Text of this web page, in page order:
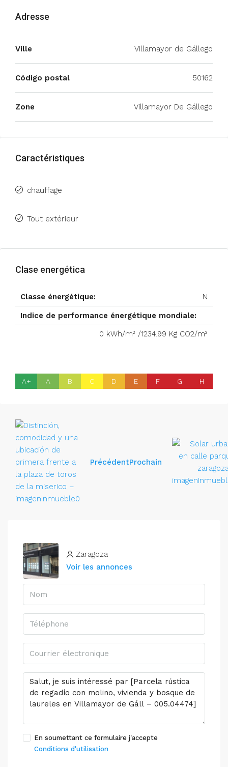
Adresse
Ville Villamayor de Gállego
Código postal 50162
Zone Villamayor De Gállego
Caractéristiques
chauffage
Tout extérieur
Clase energética
Classe énergétique: N
Indice de performance énergétique mondiale:
0 kWh/m² /1234.99 Kg CO2/m²
A+ A B C D E F G H
PrécédentProchain
Zaragoza
Voir les annonces
En soumettant ce formulaire j'accepte
Conditions d'utilisation